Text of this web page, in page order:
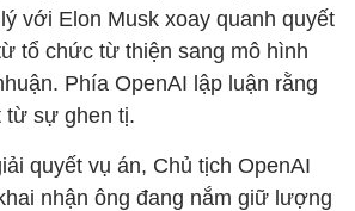
với Elon Musk xoay quanh quyết
tổ chức từ thiện sang mô hình
Phía OpenAI lập luận rằng
từ sự ghen tị.
quyết vụ án, Chủ tịch OpenAI
nhận ông đang nắm giữ lượng